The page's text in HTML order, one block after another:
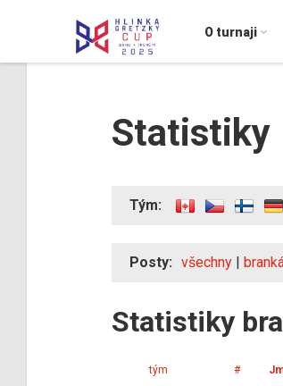
O turnaji
Statistiky
Tým:
Posty: všechny |
Statistiky
tým #